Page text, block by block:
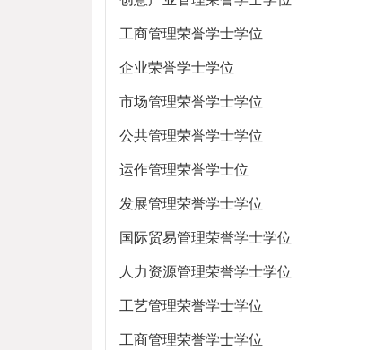
工商管理荣誉学士学位
企业荣誉学士学位
市场管理荣誉学士学位
公共管理荣誉学士学位
运作管理荣誉学士位
发展管理荣誉学士学位
国际贸易管理荣誉学士学位
人力资源管理荣誉学士学位
工艺管理荣誉学士学位
工商管理荣誉学士学位